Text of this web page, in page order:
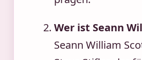
Wer ist Seann
Seann William